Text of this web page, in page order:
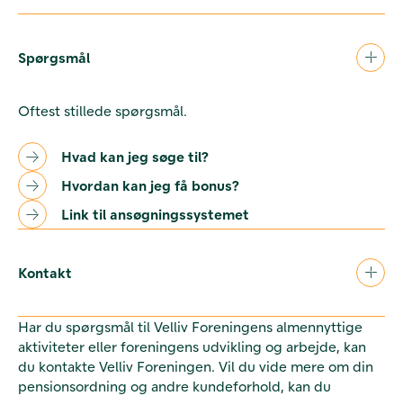
Spørgsmål
Oftest stillede spørgsmål.
Hvad kan jeg søge til?
Hvordan kan jeg få bonus?
Link til ansøgningssystemet
Kontakt
Har du spørgsmål til Velliv Foreningens almennyttige
aktiviteter eller foreningens udvikling og arbejde, kan
du kontakte Velliv Foreningen. Vil du vide mere om din
pensionsordning og andre kundeforhold, kan du